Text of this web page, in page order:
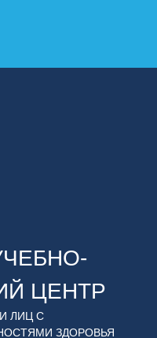
ЦЕНТР
ЛИЦ С
ЗДОРОВЬЯ